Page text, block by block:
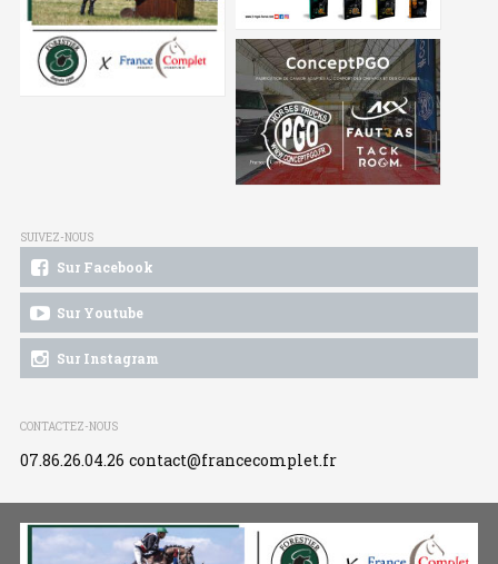
SUIVEZ-NOUS
Sur Facebook
Sur Youtube
Sur Instagram
CONTACTEZ-NOUS
07.86.26.04.26 contact@francecomplet.fr